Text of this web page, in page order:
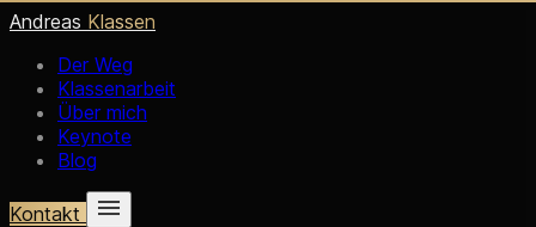
Andreas Klassen
Der Weg
Klassenarbeit
Über mich
Keynote
Blog
Kontakt